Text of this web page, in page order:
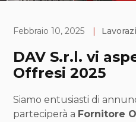
Febbraio 10, 2025 |
DAV S.r.l. vi
Offresi 2025
Siamo entusiasti di
parteciperà a Fornitore